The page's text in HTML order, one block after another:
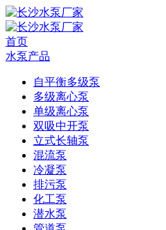
首页
水泵产品
自平衡多级泵
多级离心泵
单级离心泵
双吸中开泵
立式长轴泵
混流泵
冷凝泵
排污泵
化工泵
潜水泵